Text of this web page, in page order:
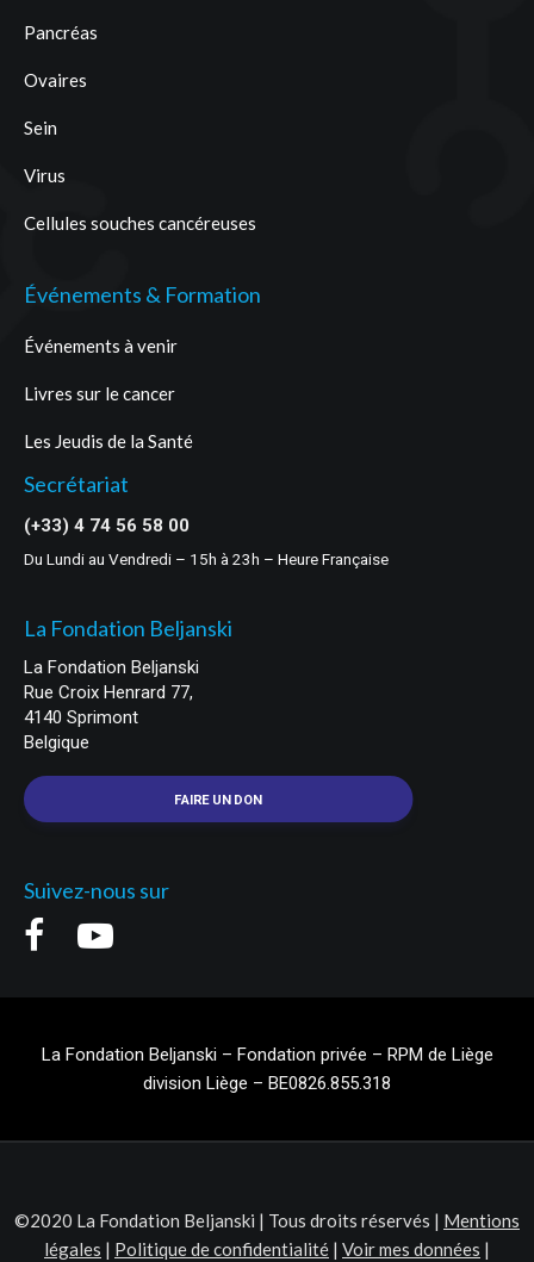
Pancréas
Ovaires
Sein
Virus
Cellules souches cancéreuses
Événements & Formation
Événements à venir
Livres sur le cancer
Les Jeudis de la Santé
Secrétariat
(+33) 4 74 56 58 00
Du Lundi au Vendredi – 15h à 23h – Heure Française
La Fondation Beljanski
La Fondation Beljanski
Rue Croix Henrard 77,
4140 Sprimont
Belgique
FAIRE UN DON
Suivez-nous sur
La Fondation Beljanski – Fondation privée – RPM de Liège
division Liège – BE0826.855.318
©2020 La Fondation Beljanski | Tous droits réservés | Mentions
légales | Politique de confidentialité | Voir mes données |